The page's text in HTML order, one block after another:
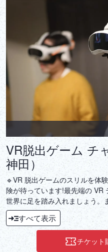
VR脱出ゲーム チ
神田）
🔹VR 脱出ゲームのスリルを体
険が待っています!最先端の VR
世界に足を踏み入れましょう。
ような気分を味わってください
ク!複雑なパズルを解いて隠され
ムで協力しましょう。協力が鍵
出!仕事の後や週末の楽しみに
すべて表示
チケット